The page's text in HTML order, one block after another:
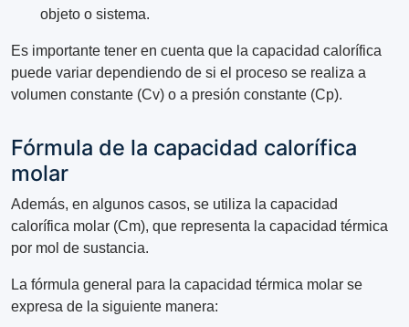
objeto o sistema.
Es importante tener en cuenta que la capacidad calorífica
puede variar dependiendo de si el proceso se realiza a
volumen constante (Cv) o a presión constante (Cp).
Fórmula de la capacidad calorífica
molar
Además, en algunos casos, se utiliza la capacidad
calorífica molar (Cm), que representa la capacidad térmica
por mol de sustancia.
La fórmula general para la capacidad térmica molar se
expresa de la siguiente manera: